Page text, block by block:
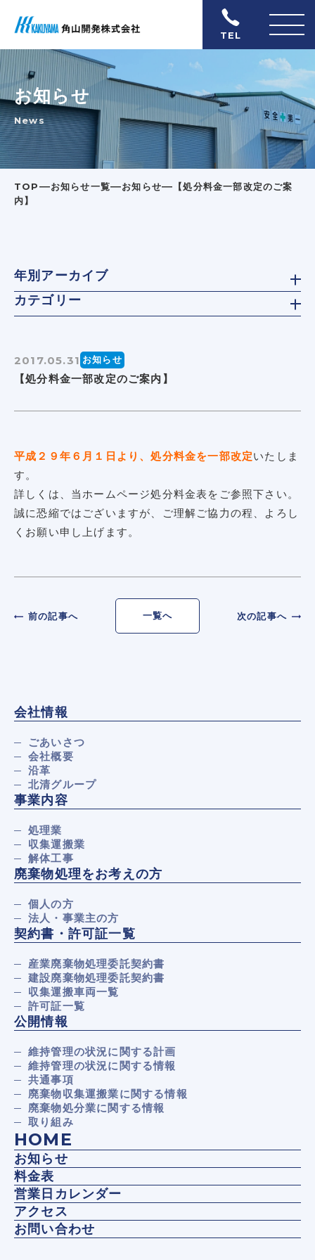
TEL
お知らせ
News
TOP―お知らせ一覧―お知らせ― 【処分料金一部改定のご案
内】
2017.05.31 お知らせ
【処分料金一部改定のご案内】
平成２９年６月１日より、処分料金を一部改定いたしま
す。
詳しくは、当ホームページ処分料金表をご参照下さい。
誠に恐縮ではございますが、ご理解ご協力の程、よろし
くお願い申し上げます。
前の記事へ 一覧へ 次の記事へ
年別アーカイブ
カテゴリー
会社情報
ごあいさつ
会社概要
沿革
北清グループ
事業内容
処理業
収集運搬業
解体工事
廃棄物処理をお考えの方
個人の方
法人・事業主の方
契約書・許可証一覧
産業廃棄物処理委託契約書
建設廃棄物処理委託契約書
収集運搬車両一覧
許可証一覧
公開情報
維持管理の状況に関する計画
維持管理の状況に関する情報
共通事項
廃棄物収集運搬業に関する情報
廃棄物処分業に関する情報
取り組み
HOME
お知らせ
料金表
営業日カレンダー
アクセス
お問い合わせ